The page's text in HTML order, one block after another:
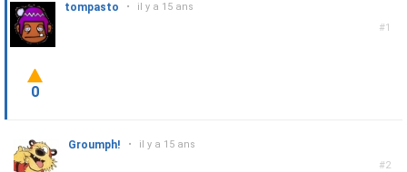
#1
tompasto • il y a 15 ans
0
#2
Groumph! • il y a 15 ans